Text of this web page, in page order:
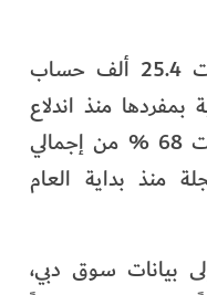
وكانت شركات الوساطة أضافت 25.4 ألف حساب
بمفردها منذ اندلاع
التوترات الإقليمية، وبحصة بلغت 68 % من إجمالي
منذ بداية العام
بيانات سوق دبي،